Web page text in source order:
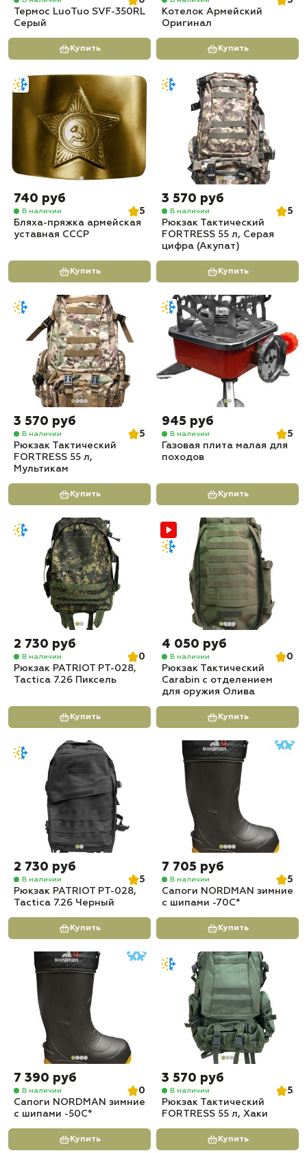
Термос LuoTuo SVF-350RL
Серый
Купить
Котелок Армейский
Оригинал
Купить
740 руб
В наличии
5
Бляха-пряжка армейская
уставная СССР
Купить
3 570 руб
В наличии
5
Рюкзак Тактический
FORTRESS 55 л, Серая
цифра (Акупат)
Купить
3 570 руб
В наличии
5
Рюкзак Тактический
FORTRESS 55 л,
Мультикам
Купить
945 руб
В наличии
5
Газовая плита малая для
походов
Купить
2 730 руб
В наличии
0
Рюкзак PATRIOT РТ-028,
Tactica 7.26 Пиксель
Купить
4 050 руб
В наличии
0
Рюкзак Тактический
Carabin с отделением
для оружия Олива
Купить
2 730 руб
В наличии
5
Рюкзак PATRIOT РТ-028,
Tactica 7.26 Черный
Купить
7 705 руб
В наличии
5
Сапоги NORDMAN зимние
с шипами -70С°
Купить
7 390 руб
В наличии
0
Сапоги NORDMAN зимние
с шипами -50С°
Купить
3 570 руб
В наличии
5
Рюкзак Тактический
FORTRESS 55 л, Хаки
Купить